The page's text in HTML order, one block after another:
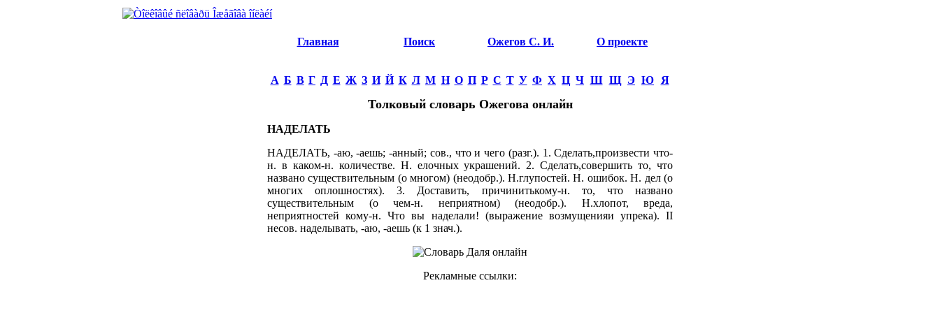
Главная Поиск Ожегов С. И. О проекте
А Б В Г Д Е Ж З И Й К Л М Н О П Р С Т У Ф Х Ц Ч Ш Щ Э Ю Я
Толковый словарь Ожегова онлайн
НАДЕЛАТЬ
НАДЕЛАТЬ, -аю, -аешь; -анный; сов., что и чего (разг.). 1. Сделать,произвести что-
н. в каком-н. количестве. Н. елочных украшений. 2. Сделать,совершить то, что
названо существительным (о многом) (неодобр.). Н.глупостей. Н. ошибок. Н. дел (о
многих оплошностях). 3. Доставить, причинитькому-н. то, что названо
существительным (о чем-н. неприятном) (неодобр.). Н.хлопот, вреда,
неприятностей кому-н. Что вы наделали! (выражение возмущенияи упрека). II
несов. наделывать, -аю, -аешь (к 1 знач.).
Рекламные ссылки: